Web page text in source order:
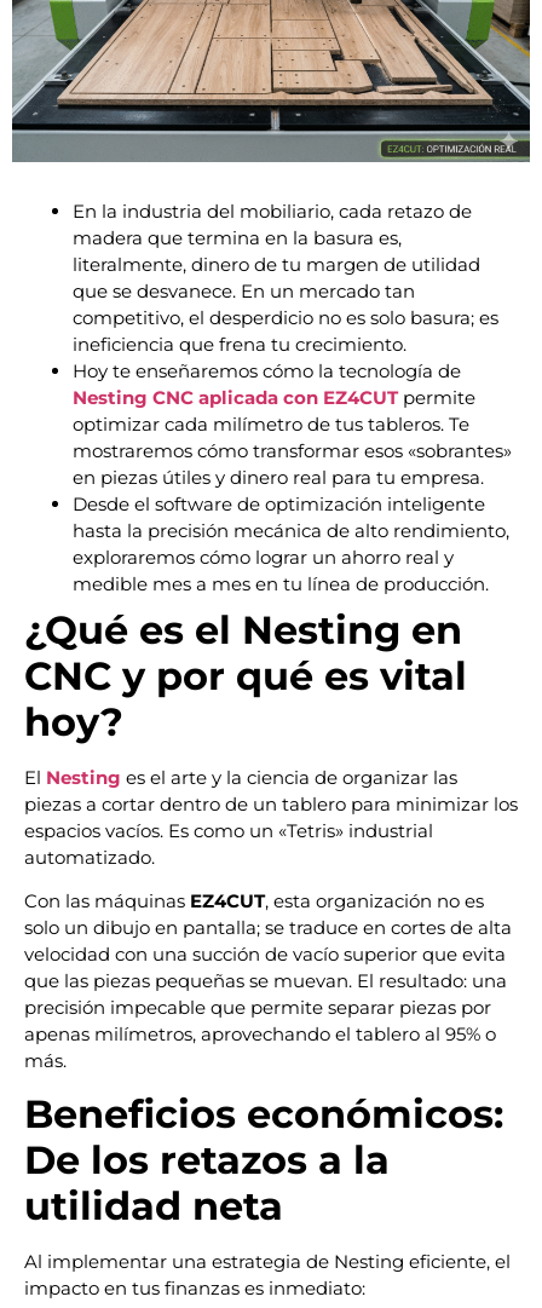
En la industria del mobiliario, cada retazo de
madera que termina en la basura es,
literalmente, dinero de tu margen de utilidad
que se desvanece. En un mercado tan
competitivo, el desperdicio no es solo basura; es
ineficiencia que frena tu crecimiento.
Hoy te enseñaremos cómo la tecnología de
Nesting CNC aplicada con EZ4CUTpermite
optimizar cada milímetro de tus tableros. Te
mostraremos cómo transformar esos «sobrantes»
en piezas útiles y dinero real para tu empresa.
Desde el software de optimización inteligente
hasta la precisión mecánica de alto rendimiento,
exploraremos cómo lograr un ahorro real y
medible mes a mes en tu línea de producción.
¿Qué es el Nesting en
CNC y por qué es vital
hoy?
El Nesting es el arte y la ciencia de organizar las
piezas a cortar dentro de un tablero para minimizar los
espacios vacíos. Es como un «Tetris» industrial
automatizado.
Con las máquinas EZ4CUT, esta organización no es
solo un dibujo en pantalla; se traduce en cortes de alta
velocidad con una succión de vacío superior que evita
que las piezas pequeñas se muevan. El resultado: una
precisión impecable que permite separar piezas por
apenas milímetros, aprovechando el tablero al 95% o
más.
Beneficios económicos:
De los retazos a la
utilidad neta
Al implementar una estrategia de Nesting eficiente, el
impacto en tus finanzas es inmediato: